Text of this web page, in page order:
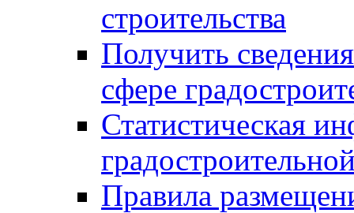
строительства
Получить
сфере
Статистическая
Правила